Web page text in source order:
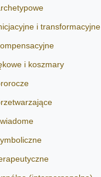
i transformacyjne
i koszmary